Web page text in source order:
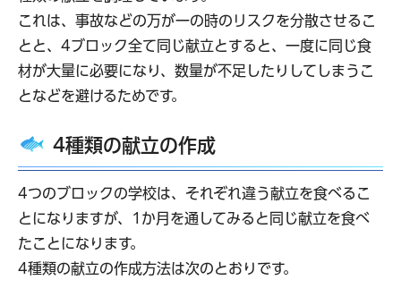
これは、事故などの万が一の時のリスクを分散させるこ
とと、4ブロック全て同じ献立とすると、一度に同じ食
材が大量に必要になり、数量が不足したりしてしまうこ
となどを避けるためです。
4種類の献立の作成
4つのブロックの学校は、それぞれ違う献立を食べるこ
とになりますが、1か月を通してみると同じ献立を食べ
たことになります。
4種類の献立の作成方法は次のとおりです。